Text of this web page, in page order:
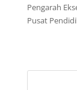
Pengarah
Pusat